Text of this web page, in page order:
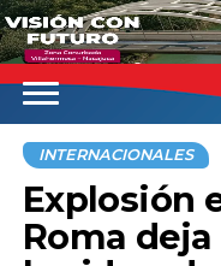
INTERNACIONALES
Explosión
Roma